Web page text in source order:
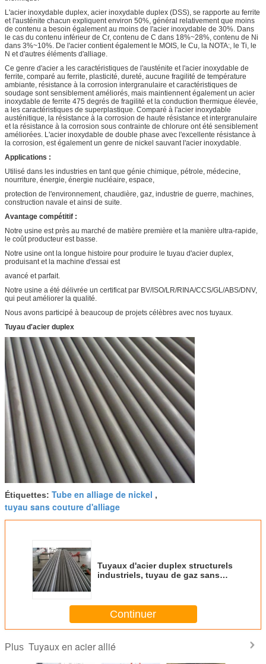
L'acier inoxydable duplex, acier inoxydable duplex (DSS), se rapporte au ferrite
et l'austénite chacun expliquent environ 50%, général relativement que moins
de contenu a besoin également au moins de l'acier inoxydable de 30%. Dans
le cas du contenu inférieur de Cr, contenu de C dans 18%~28%, contenu de Ni
dans 3%~10%. De l'acier contient également le MOIS, le Cu, la NOTA:, le Ti, le
N et d'autres éléments d'alliage.
Ce genre d'acier a les caractéristiques de l'austénite et l'acier inoxydable de
ferrite, comparé au ferrite, plasticité, dureté, aucune fragilité de température
ambiante, résistance à la corrosion intergranulaire et caractéristiques de
soudage sont sensiblement améliorés, mais maintiennent également un acier
inoxydable de ferrite 475 degrés de fragilité et la conduction thermique élevée,
a les caractéristiques de superplastique. Comparé à l'acier inoxydable
austénitique, la résistance à la corrosion de haute résistance et intergranulaire
et la résistance à la corrosion sous contrainte de chlorure ont été sensiblement
améliorées. L'acier inoxydable de double phase avec l'excellente résistance à
la corrosion, est également un genre de nickel sauvant l'acier inoxydable.
Applications :
Utilisé dans les industries en tant que génie chimique, pétrole, médecine,
nourriture, énergie, énergie nucléaire, espace,
protection de l'environnement, chaudière, gaz, industrie de guerre, machines,
construction navale et ainsi de suite.
Avantage compétitif :
Notre usine est près au marché de matière première et la manière ultra-rapide,
le coût producteur est basse.
Notre usine ont la longue histoire pour produire le tuyau d'acier duplex,
produisant et la machine d'essai est
avancé et parfait.
Notre usine a été délivrée un certificat par BV/ISO/LR/RINA/CCS/GL/ABS/DNV,
qui peut améliorer la qualité.
Nous avons participé à beaucoup de projets célèbres avec nos tuyaux.
Tuyau d'acier duplex
Étiquettes: Tube en alliage de nickel ,
tuyau sans couture d'alliage
Tuyaux d'acier duplex structurels
industriels, tuyau de gaz sans
Continuer
Plus Tuyaux en acier allié